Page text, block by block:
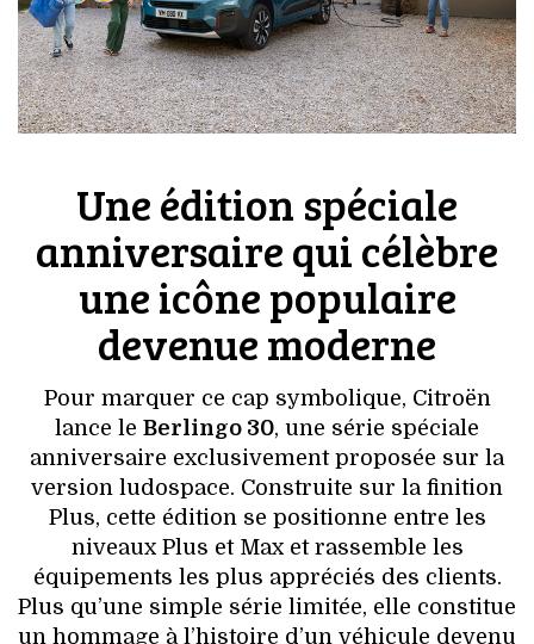
Une édition spéciale
anniversaire qui célèbre
une icône populaire
devenue moderne
Pour marquer ce cap symbolique, Citroën
lance le Berlingo 30, une série spéciale
anniversaire exclusivement proposée sur la
version ludospace. Construite sur la finition
Plus, cette édition se positionne entre les
niveaux Plus et Max et rassemble les
équipements les plus appréciés des clients.
Plus qu’une simple série limitée, elle constitue
un hommage à l’histoire d’un véhicule devenu